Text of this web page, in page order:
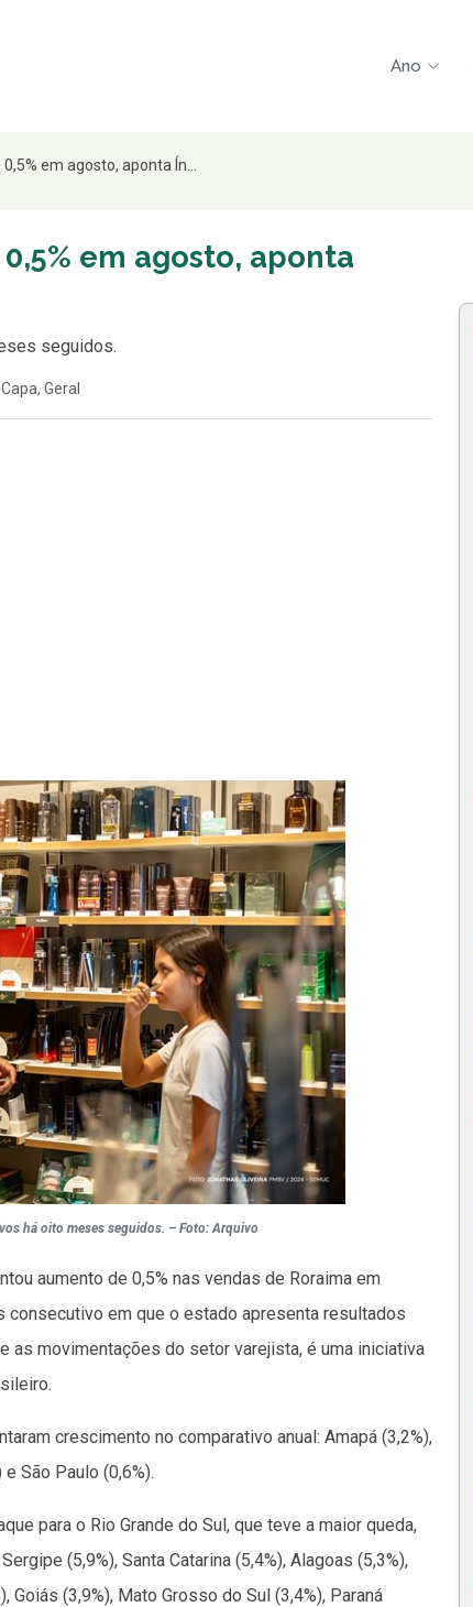
Ano
em agosto, aponta Ín...
em agosto, aponta
seguidos.
Capa, Geral
há oito meses seguidos. – Foto: Arquivo
aumento de 0,5% nas vendas de Roraima em
consecutivo em que o estado apresenta resultados
as movimentações do setor varejista, é uma iniciativa
crescimento no comparativo anual: Amapá (3,2%),
São Paulo (0,6%).
para o Rio Grande do Sul, que teve a maior queda,
(5,9%), Santa Catarina (5,4%), Alagoas (5,3%),
Goiás (3,9%), Mato Grosso do Sul (3,4%), Paraná